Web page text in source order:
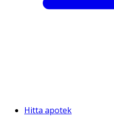
Hitta apotek